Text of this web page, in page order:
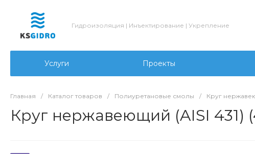
Гидроизоляция | Инъектирование | Укрепление
Услуги Проекты
Главная / Каталог товаров / Полиуретановые смолы / Круг
Круг нержавеющий (AISI 431)